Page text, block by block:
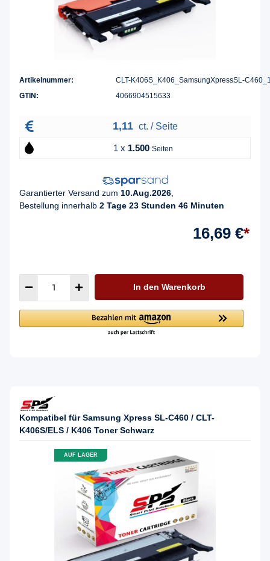
Artikelnummer:
CLT-K406S_K406_SamsungXpressSL-
GTIN:
4066904515633
1,11 ct. / Seite
1 x 1.500 Seiten
Garantierter Versand zum 10.Aug.2026
Bestellung innerhalb 2 Tage 23 Stunden 46 Minuten
16,69 €*
In den Warenkorb
Kompatibel für Samsung Xpress SL-C460 / CLT-
K406S/ELS / K406 Toner Schwarz
AUF LAGER